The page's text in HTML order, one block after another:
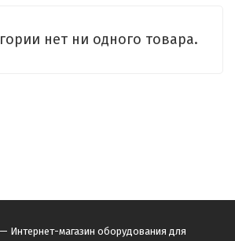
нет ни одного товара.
Интернет-магазин оборудования для